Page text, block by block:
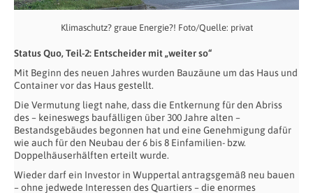
Klimaschutz? graue Energie?! Foto/Quelle: privat
Status Quo, Teil-2: Entscheider mit „weiter so“
Mit Beginn des neuen Jahres wurden Bauzäune um das Haus und
Container vor das Haus gestellt.
Die Vermutung liegt nahe, dass die Entkernung für den Abriss
des – keineswegs baufälligen über 300 Jahre alten –
Bestandsgebäudes begonnen hat und eine Genehmigung dafür
wie auch für den Neubau der 6 bis 8 Einfamilien- bzw.
Doppelhäuserhälften erteilt wurde.
Wieder darf ein Investor in Wuppertal antragsgemäß neu bauen
– ohne jedwede Interessen des Quartiers – die enormes